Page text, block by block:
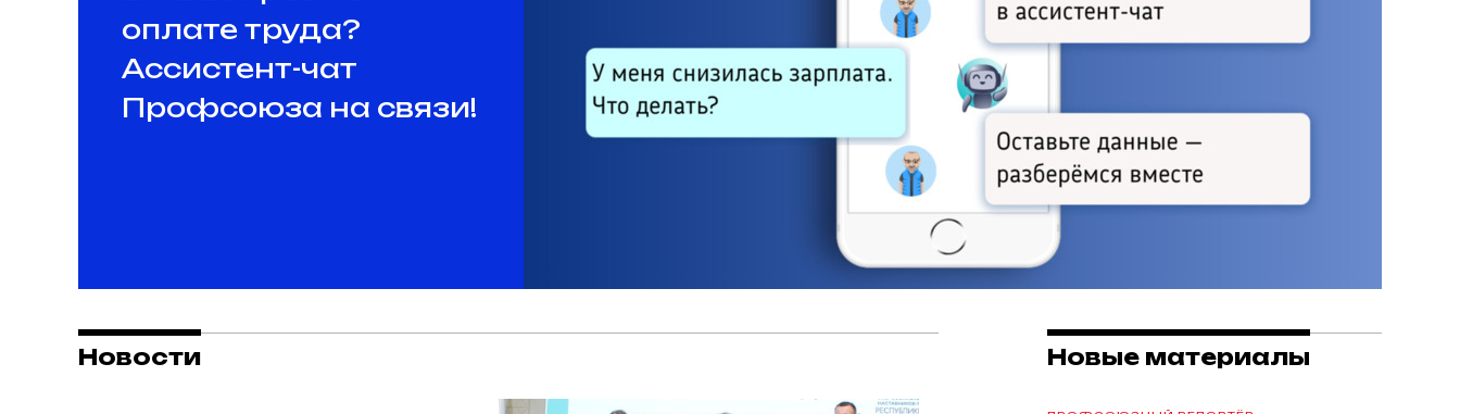
оплате труда?
Ассистент-чат
Профсоюза на связи!
Новости Новые материалы